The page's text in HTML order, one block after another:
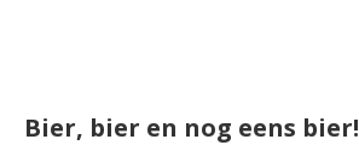
Bier, bier en nog eens bier!